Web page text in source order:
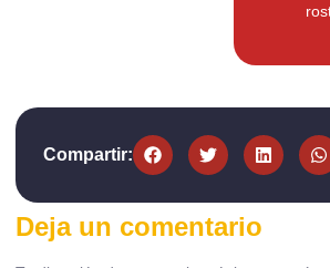
Compartir:
Deja un comentario